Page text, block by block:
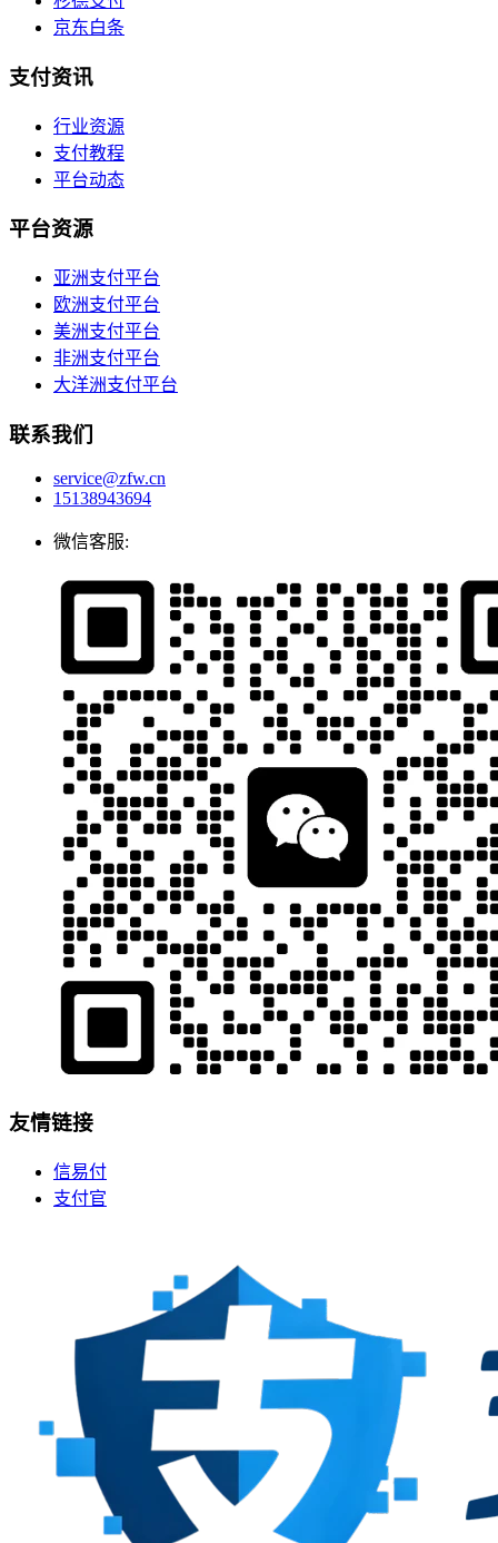
京东白条
支付资讯
行业资源
支付教程
平台动态
平台资源
亚洲支付平台
欧洲支付平台
美洲支付平台
非洲支付平台
大洋洲支付平台
联系我们
service@zfw.cn
15138943694
微信客服:
友情链接
信易付
支付官